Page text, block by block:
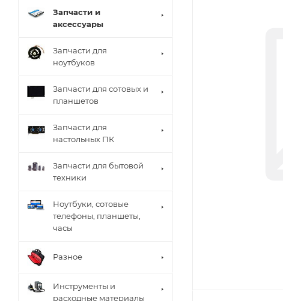
Запчасти и
аксессуары
Запчасти для
ноутбуков
Запчасти для сотовых и
планшетов
Запчасти для
настольных ПК
Запчасти для бытовой
техники
Ноутбуки, сотовые
телефоны, планшеты,
часы
Разное
Инструменты и
расходные материалы